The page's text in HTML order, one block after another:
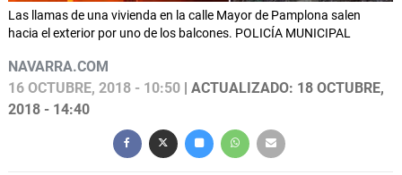
Las llamas de una vivienda en la calle Mayor de Pamplona salen
hacia el exterior por uno de los balcones. POLICÍA MUNICIPAL
NAVARRA.COM
16 OCTUBRE, 2018 - 10:50 | ACTUALIZADO: 18 OCTUBRE,
2018 - 14:40